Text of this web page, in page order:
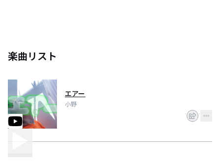
楽曲リスト
エアー
小野